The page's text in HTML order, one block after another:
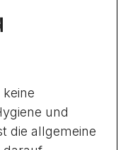
und
die allgemeine